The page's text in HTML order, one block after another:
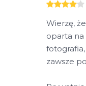
Wierzę,
oparta na
zawsze